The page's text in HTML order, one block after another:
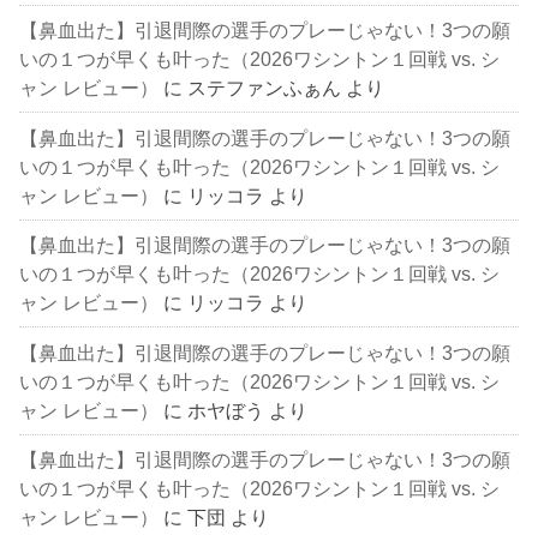
【鼻血出た】引退間際の選手のプレーじゃない！3つの願
いの１つが早くも叶った（2026ワシントン１回戦 vs. シ
ャン レビュー）
に ステファンふぁん より
【鼻血出た】引退間際の選手のプレーじゃない！3つの願
いの１つが早くも叶った（2026ワシントン１回戦 vs. シ
ャン レビュー）
に リッコラ より
【鼻血出た】引退間際の選手のプレーじゃない！3つの願
いの１つが早くも叶った（2026ワシントン１回戦 vs. シ
ャン レビュー）
に リッコラ より
【鼻血出た】引退間際の選手のプレーじゃない！3つの願
いの１つが早くも叶った（2026ワシントン１回戦 vs. シ
ャン レビュー）
に ホヤぼう より
【鼻血出た】引退間際の選手のプレーじゃない！3つの願
いの１つが早くも叶った（2026ワシントン１回戦 vs. シ
ャン レビュー）
に下団 より